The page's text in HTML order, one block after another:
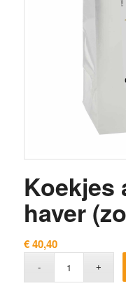
Koekjes
haver
€40,40